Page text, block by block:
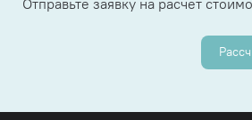
Отправьте заявку на расчет